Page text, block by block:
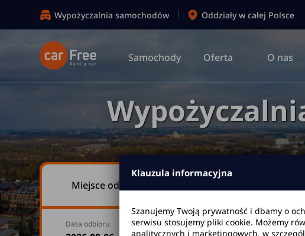
Miejsce odbioru
Data odbioru Godzina
Wypożyczalnia samochodów Oddziały w całej Polsce
Samochody Oferta O nas
Klauzula informacyjna
Szanujemy Twoją prywatność i dbamy o
serwisu stosujemy pliki cookie. Możemy
analitycznych i marketingowych, w